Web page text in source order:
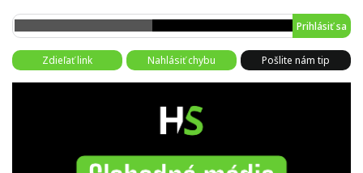
Prihlásiť sa
Zdieľať link Nahlásiť chybu Pošlite nám tip